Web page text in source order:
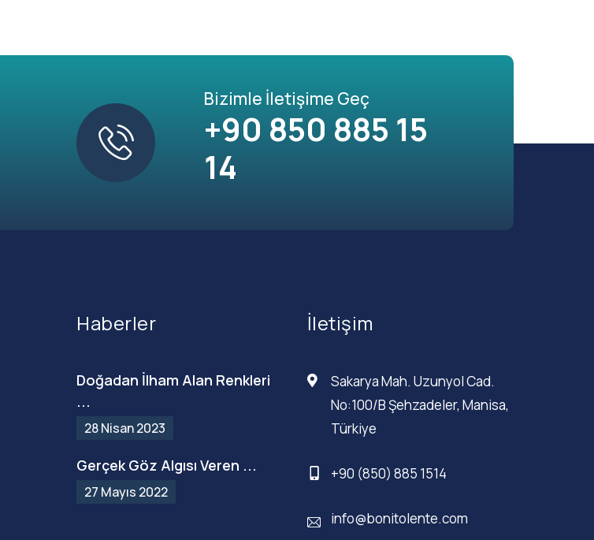
Bizimle İletişime Geç
+90 850 885 15
14
Haberler
Doğadan İlham Alan Renkleri
...
28 Nisan 2023
Gerçek Göz Algısı Veren ...
27 Mayıs 2022
İletişim
Sakarya Mah. Uzunyol Cad.
No:100/B Şehzadeler, Manisa,
Türkiye
+90 (850) 885 1514
info@bonitolente.com